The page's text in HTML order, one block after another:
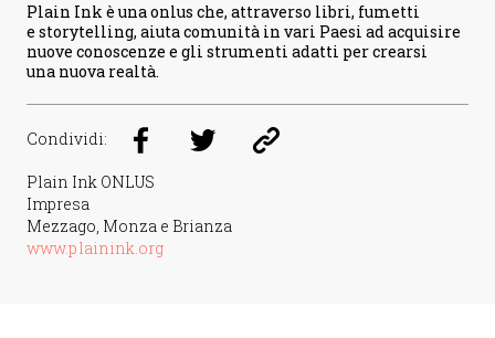
Plain Ink è una onlus che, attraverso libri, fumetti
e storytelling, aiuta comunità in vari Paesi ad acquisire
nuove conoscenze e gli strumenti adatti per crearsi
una nuova realtà.
Condividi:
Plain Ink ONLUS
Impresa
Mezzago, Monza e Brianza
www.plainink.org